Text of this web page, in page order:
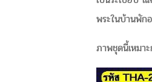
พระในบ้านพัก
ภาพชุดนี้เหมา